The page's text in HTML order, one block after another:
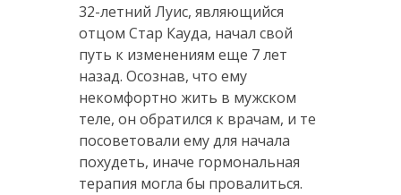
32-летний Луис, являющийся
отцом Стар Кауда, начал свой
путь к изменениям еще 7 лет
назад. Осознав, что ему
некомфортно жить в мужском
теле, он обратился к врачам, и те
посоветовали ему для начала
похудеть, иначе гормональная
терапия могла бы провалиться.